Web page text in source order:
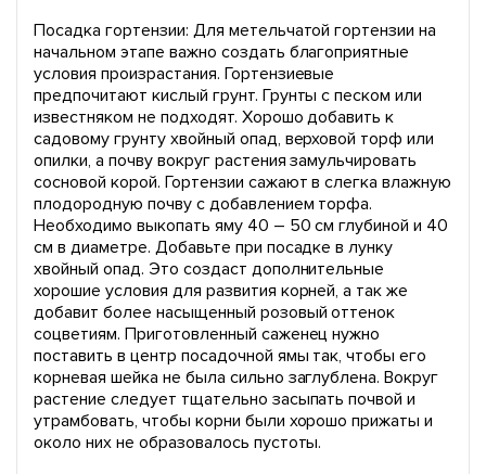
Посадка гортензии: Для метельчатой гортензии на
начальном этапе важно создать благоприятные
условия произрастания. Гортензиевые
предпочитают кислый грунт. Грунты с песком или
известняком не подходят. Хорошо добавить к
садовому грунту хвойный опад, верховой торф или
опилки, а почву вокруг растения замульчировать
сосновой корой. Гортензии сажают в слегка влажную
плодородную почву с добавлением торфа.
Необходимо выкопать яму 40 – 50 см глубиной и 40
см в диаметре. Добавьте при посадке в лунку
хвойный опад. Это создаст дополнительные
хорошие условия для развития корней, а так же
добавит более насыщенный розовый оттенок
соцветиям. Приготовленный саженец нужно
поставить в центр посадочной ямы так, чтобы его
корневая шейка не была сильно заглублена. Вокруг
растение следует тщательно засыпать почвой и
утрамбовать, чтобы корни были хорошо прижаты и
около них не образовалось пустоты.